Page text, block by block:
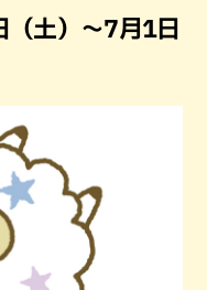
土）～7月1日